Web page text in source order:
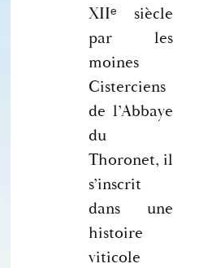
XIIᵉ siècle
par les
moines
Cisterciens
de l’Abbaye
du
Thoronet, il
s’inscrit
dans une
histoire
viticole